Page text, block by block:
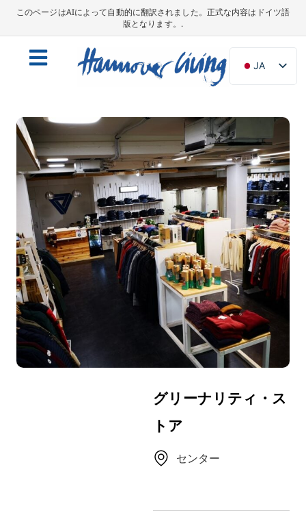
このページはAIによって自動的に翻訳されました。正式な内容はドイツ語
版となります。.
JA
DE
PL
ES
IT
DA
SV
FR
PT
TR
RU
FI
グリーナリティ・ス
トア
センター